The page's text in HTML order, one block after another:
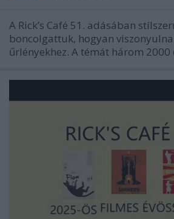
A Rick’s Café 51. adásában
boncolgattuk, hogyan
űrlényekhez. A témát három 2000